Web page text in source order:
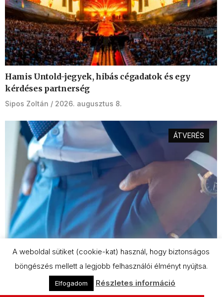
Hamis Untold-jegyek, hibás cégadatok és egy
kérdéses partnerség
Sipos Zoltán 2026. augusztus 8.
ÁTVERÉS
A Secuianától sikkaszthatott a Mikes-örökös
A weboldal sütiket (cookie-kat) használ, hogy biztonságos
böngészés mellett a legjobb felhasználói élményt nyújtsa.
Elfogadom Részletes információ